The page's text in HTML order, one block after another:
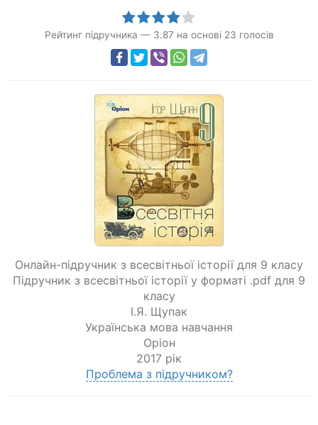
Рейтинг підручника — 3.87 на основі 23 голосів
Онлайн-підручник з всесвітньої історії для 9 класу
Підручник з всесвітньої історії у форматі .pdf для 9
класу
І.Я. Щупак
Українська мова навчання
Оріон
2017 рік
Проблема з підручником?